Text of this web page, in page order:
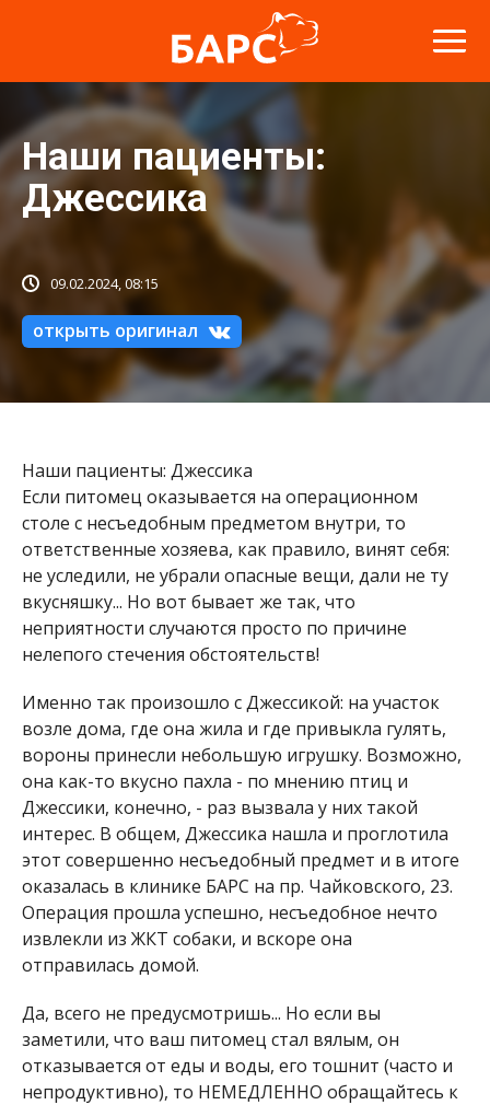
Наши пациенты:
Джессика
09.02.2024, 08:15
открыть оригинал
Наши пациенты: Джессика
Если питомец оказывается на операционном
столе с несъедобным предметом внутри, то
ответственные хозяева, как правило, винят себя:
не уследили, не убрали опасные вещи, дали не ту
вкусняшку... Но вот бывает же так, что
неприятности случаются просто по причине
нелепого стечения обстоятельств!
Именно так произошло с Джессикой: на участок
возле дома, где она жила и где привыкла гулять,
вороны принесли небольшую игрушку. Возможно,
она как-то вкусно пахла - по мнению птиц и
Джессики, конечно, - раз вызвала у них такой
интерес. В общем, Джессика нашла и проглотила
этот совершенно несъедобный предмет и в итоге
оказалась в клинике БАРС на пр. Чайковского, 23.
Операция прошла успешно, несъедобное нечто
извлекли из ЖКТ собаки, и вскоре она
отправилась домой.
Да, всего не предусмотришь... Но если вы
заметили, что ваш питомец стал вялым, он
отказывается от еды и воды, его тошнит (часто и
непродуктивно), то НЕМЕДЛЕННО обращайтесь к